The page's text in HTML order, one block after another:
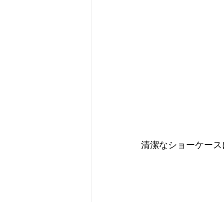
清潔なショーケース